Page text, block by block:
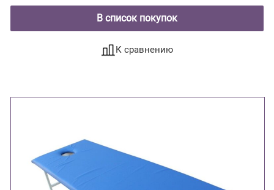
В список покупок
К сравнению